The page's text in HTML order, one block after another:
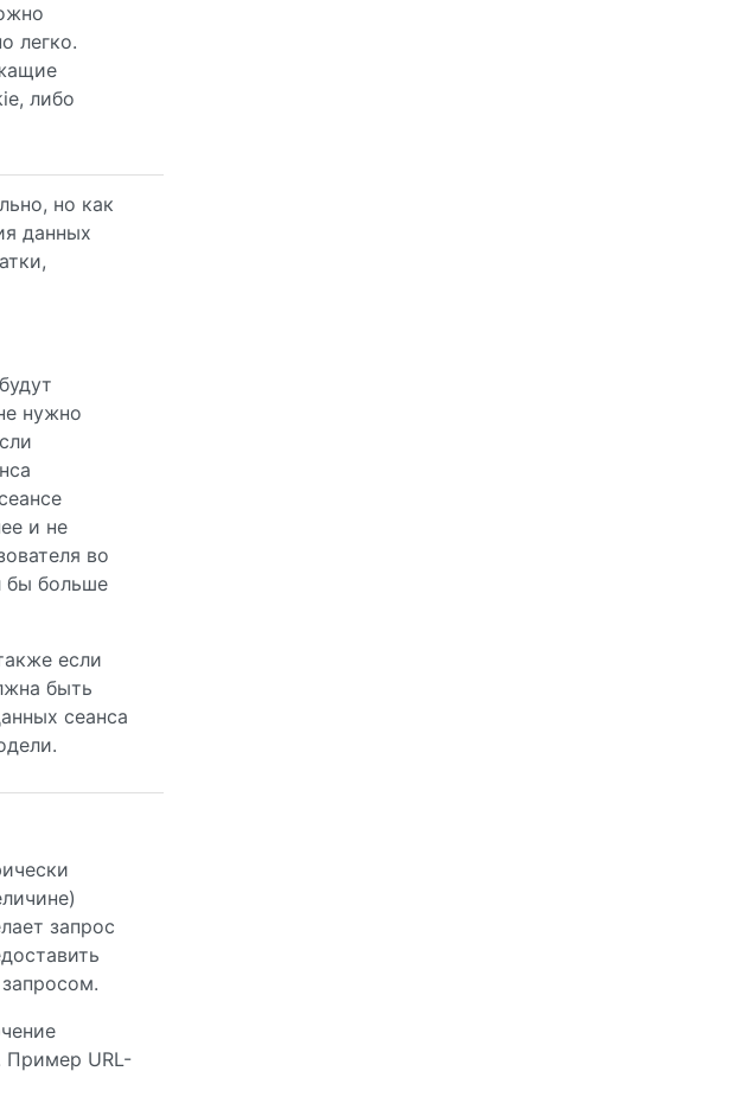
легко.
либо
но как
данных
нужно
и не
во
бы больше
если
быть
сеанса
запрос
Пример URL-